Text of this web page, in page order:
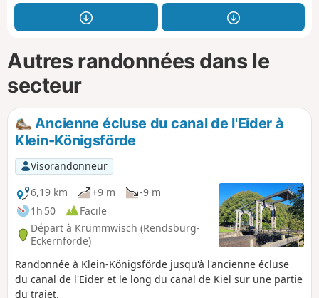
Autres randonnées dans le
secteur
Ancienne écluse du canal de l'Eider à
Klein-Königsförde
Visorandonneur
6,19 km
+9 m
-9 m
1h 50
Facile
Départ à Krummwisch (Rendsburg-
Eckernförde)
Randonnée à Klein-Königsförde jusqu'à l'ancienne écluse
du canal de l'Eider et le long du canal de Kiel sur une partie
du trajet.